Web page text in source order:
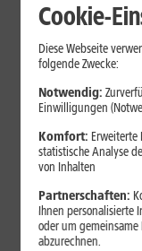
Internet zuhause
Browser-
nutzen:
Browser-
nach Berechtigung
zeigt Dir, wie Du
Erweiterungen
Cookie-
Diese Webseite
folgende Zwecke:
Notwendig:
Einwilligungen
Komfort:
statistische Analyse
von Inhalten
Partnerschaften:
Ihnen personalisierte
oder um
abzurechnen.